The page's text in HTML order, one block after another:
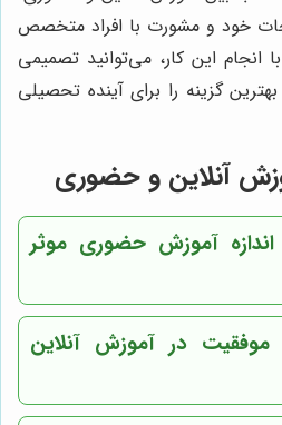
خود و مشورت با افراد متخصص
انجام این کار، می‌توانید تصمیمی
گزینه را برای آینده تحصیلی
آنلاین و حضوری
اندازه آموزش حضوری موثر
در آموزش آنلاین